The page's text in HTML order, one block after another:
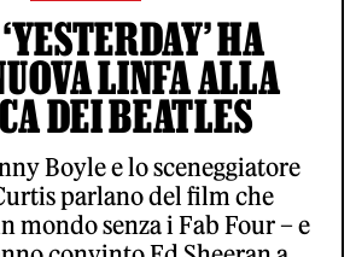
HA
LINFA ALLA
DEI BEATLES
Boyle e lo sceneggiatore
parlano del film che
mondo senza i Fab Four – e